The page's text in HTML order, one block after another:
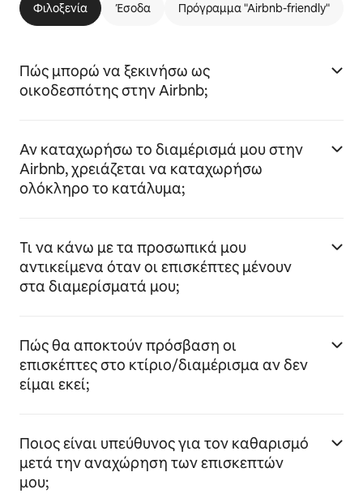
Φιλοξενία Έσοδα Πρόγραμμα "Airbnb-friendly"
Πώς μπορώ να ξεκινήσω ως
οικοδεσπότης στην Airbnb;
Αν καταχωρήσω το διαμέρισμά μου στην
Airbnb, χρειάζεται να καταχωρήσω
ολόκληρο το κατάλυμα;
Τι να κάνω με τα προσωπικά μου
αντικείμενα όταν οι επισκέπτες μένουν
στα διαμερίσματά μου;
Πώς θα αποκτούν πρόσβαση οι
επισκέπτες στο κτίριο/διαμέρισμα αν δεν
είμαι εκεί;
Ποιος είναι υπεύθυνος για τον καθαρισμό
μετά την αναχώρηση των επισκεπτών
μου;